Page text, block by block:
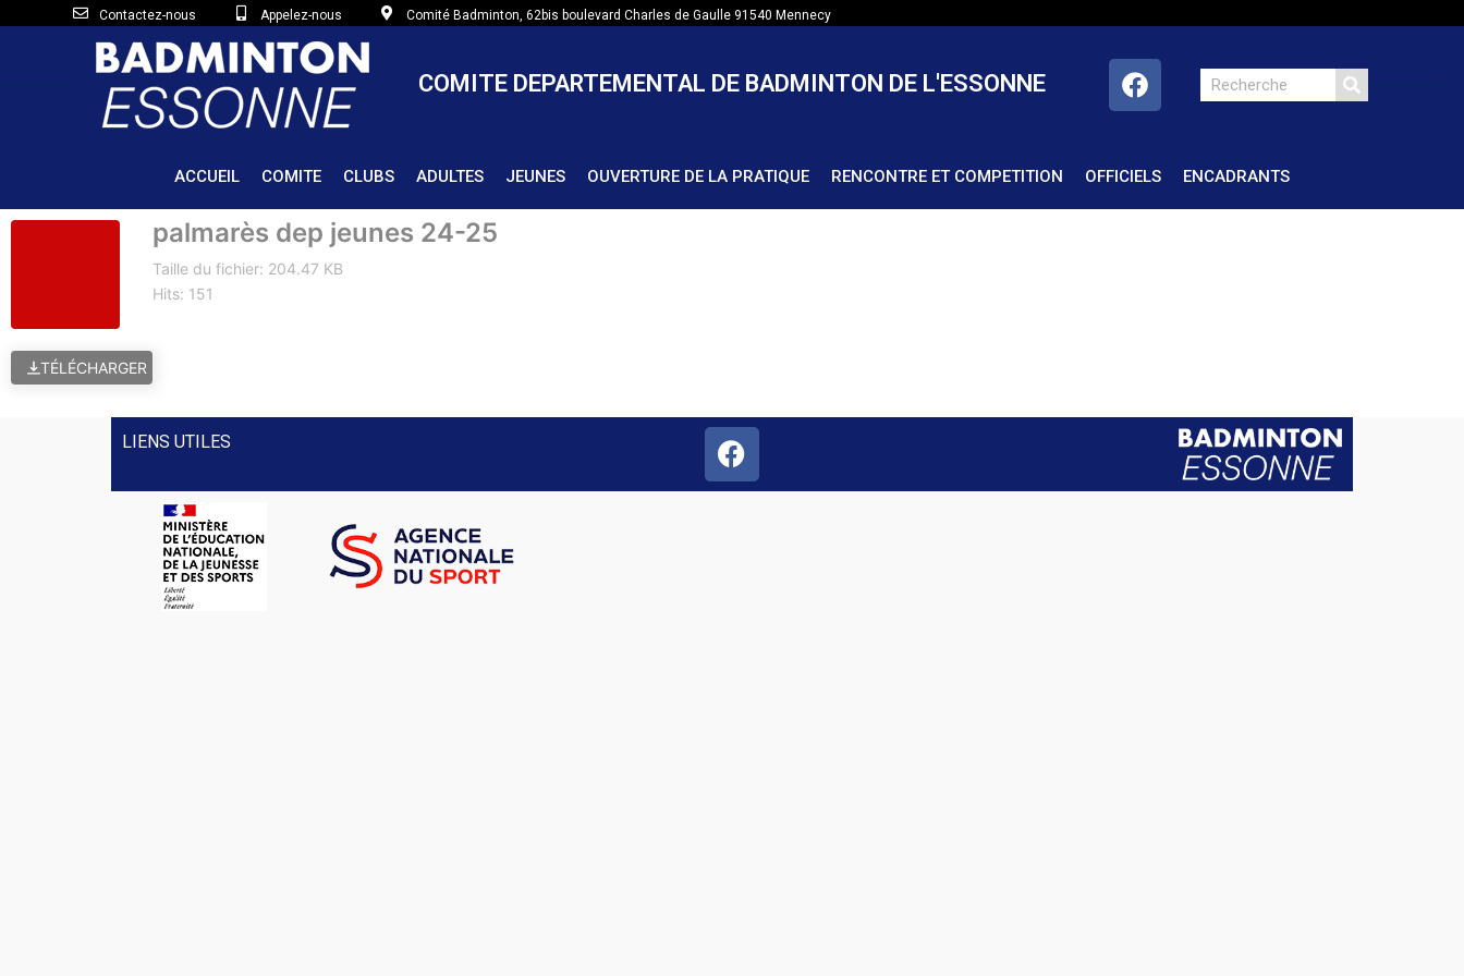
Contactez-nous Appelez-nous Comité Badminton, 62bis boulevard Charles de Gaulle 91540 Mennecy
COMITE DEPARTEMENTAL DE BADMINTON DE L'ESSONNE
ACCUEIL COMITE CLUBS ADULTES JEUNES OUVERTURE DE LA PRATIQUE RENCONTRE ET COMPETITION OFFICIELS ENCADRANTS
palmarès dep jeunes 24-25
Taille du fichier: 204.47 KB
Hits: 151
TÉLÉCHARGER
LIENS UTILES